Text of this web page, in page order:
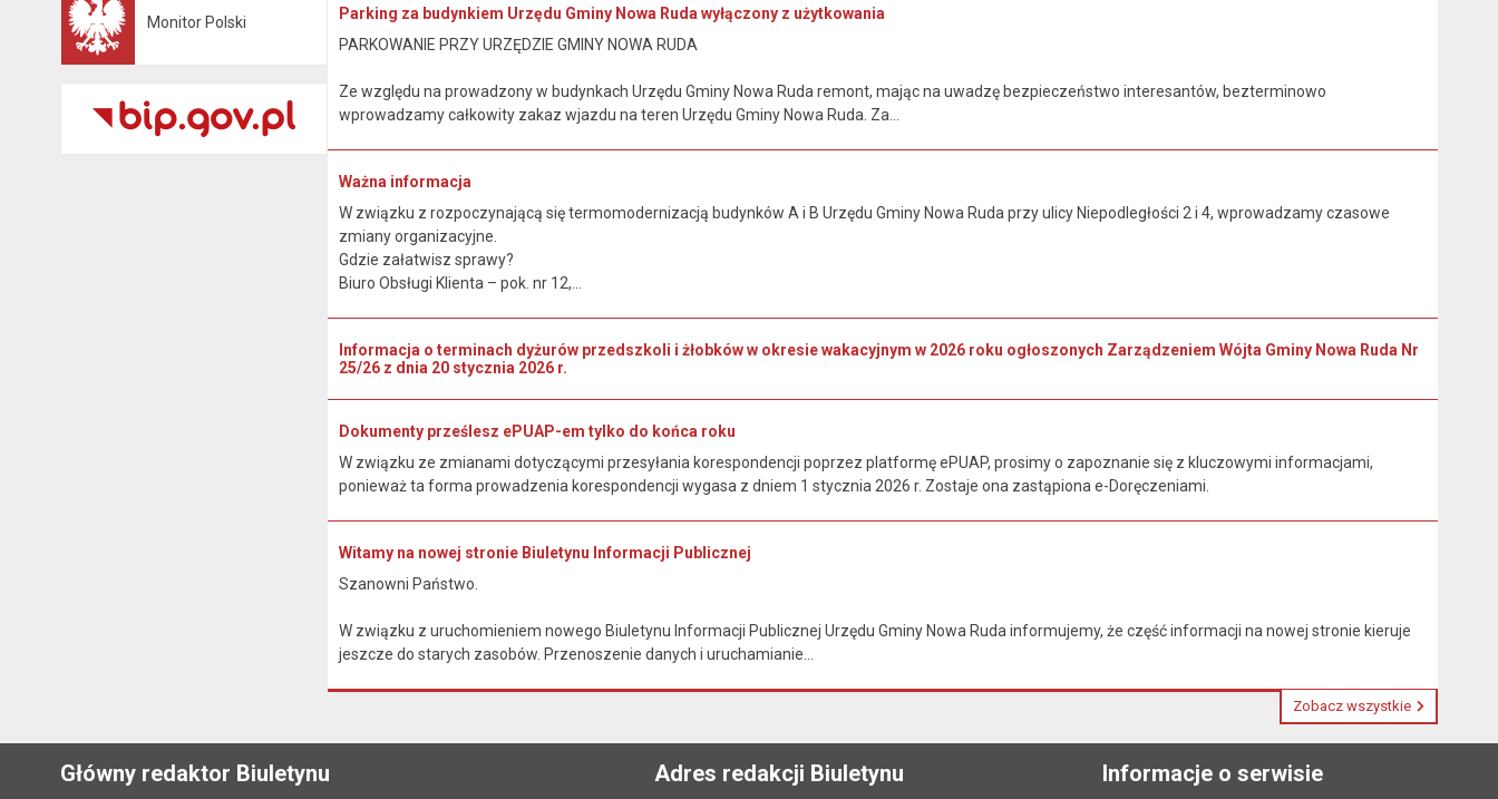
Monitor Polski
Parking za budynkiem Urzędu Gminy Nowa Ruda wyłączony z użytkowania
PARKOWANIE PRZY URZĘDZIE GMINY NOWA RUDA
Ze względu na prowadzony w budynkach Urzędu Gminy Nowa Ruda remont, mając na uwadzę bezpieczeństwo interesantów, bezterminowo
wprowadzamy całkowity zakaz wjazdu na teren Urzędu Gminy Nowa Ruda. Za...
Ważna informacja
W związku z rozpoczynającą się termomodernizacją budynków A i B Urzędu Gminy Nowa Ruda przy ulicy Niepodległości 2 i 4, wprowadzamy czasowe
zmiany organizacyjne.
Gdzie załatwisz sprawy?
Biuro Obsługi Klienta – pok. nr 12,...
Informacja o terminach dyżurów przedszkoli i żłobków w okresie wakacyjnym w 2026 roku ogłoszonych Zarządzeniem Wójta Gminy Nowa Ruda Nr
25/26 z dnia 20 stycznia 2026 r.
Dokumenty prześlesz ePUAP-em tylko do końca roku
W związku ze zmianami dotyczącymi przesyłania korespondencji poprzez platformę ePUAP, prosimy o zapoznanie się z kluczowymi informacjami,
ponieważ ta forma prowadzenia korespondencji wygasa z dniem 1 stycznia 2026 r. Zostaje ona zastąpiona e-Doręczeniami.
Witamy na nowej stronie Biuletynu Informacji Publicznej
Szanowni Państwo.
W związku z uruchomieniem nowego Biuletynu Informacji Publicznej Urzędu Gminy Nowa Ruda informujemy, że część informacji na nowej stronie kieruje
jeszcze do starych zasobów. Przenoszenie danych i uruchamianie...
Zobacz wszystkie
Główny redaktor Biuletynu Adres redakcji Biuletynu Informacje o serwisie